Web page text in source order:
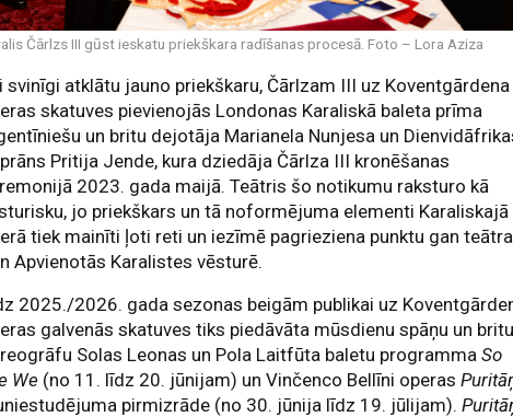
Čārlzs III gūst ieskatu priekškara radīšanas procesā. Foto – Lora Aziza
svinīgi atklātu jauno priekškaru, Čārlzam III uz Koventgārdena
skatuves pievienojās Londonas Karaliskā baleta prīma
un britu dejotāja Marianela Nunjesa un
Pritija Jende, kura dziedāja Čārlza III kronēšanas
2023. gada maijā. Teātris šo notikumu raksturo kā
jo priekškars un tā noformējuma elementi Karaliskajā
tiek mainīti ļoti reti un iezīmē pagrieziena punktu gan
Apvienotās Karalistes vēsturē.
2025./2026. gada sezonas beigām publikai uz
galvenās skatuves tiks piedāvāta mūsdienu spāņu un
Solas Leonas un Pola Laitfūta baletu programmaSo
We (no 11. līdz 20. jūnijam) un Vinčenco Bellīni operas
pirmizrāde (no 30. jūnija līdz 19. jūlijam).